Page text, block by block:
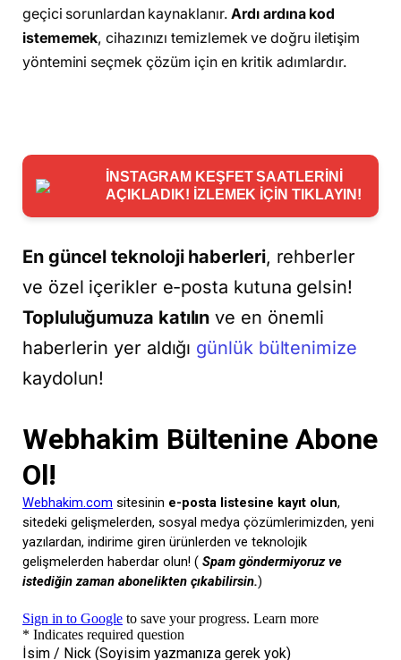
geçici sorunlardan kaynaklanır.Ardı ardına kod
istememek, cihazınızı temizlemek ve doğru iletişim
yöntemini seçmek çözüm için en kritik adımlardır.
İNSTAGRAM KEŞFET SAATLERİNİ
AÇIKLADIK! İZLEMEK İÇİN TIKLAYIN!
En güncel teknoloji haberleri, rehberler
ve özel içerikler e-posta kutuna gelsin!
Topluluğumuza katılın ve en önemli
haberlerin yer aldığı günlük bültenimize
kaydolun!